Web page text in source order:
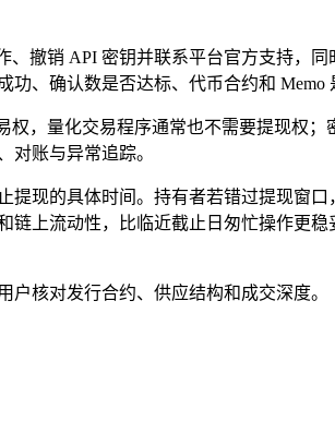
撤销 API 密钥并联系平台官方支持，
、确认数是否达标、代币合约和 Memo
，量化交易程序通常也不需要提现权
对账与异常追踪。
提现的具体时间。持有者若错过提现窗
链上流动性，比临近截止日匆忙操作更
核对发行合约、供应结构和成交深度。